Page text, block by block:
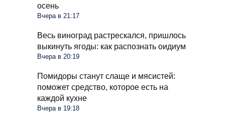
осень
Вчера в 21:17
Весь виноград растрескался, пришлось
выкинуть ягоды: как распознать оидиум
Вчера в 20:19
Помидоры станут слаще и мясистей:
поможет средство, которое есть на
каждой кухне
Вчера в 19:18